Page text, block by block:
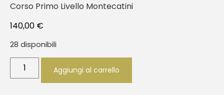
Corso Primo Livello Montecatini
140,00 €
28 disponibili
Aggiungi al carrello